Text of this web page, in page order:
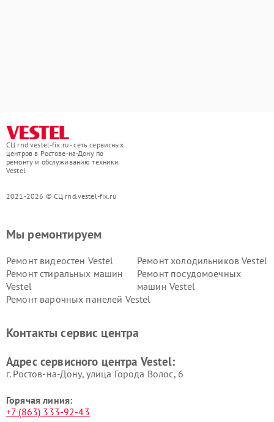
СЦ rnd.vestel-fix.ru - сеть сервисных
центров в Ростове-на-Дону по
ремонту и обслуживанию техники
Vestel
2021-2026 © СЦ rnd.vestel-fix.ru
Мы ремонтируем
Ремонт видеостен Vestel
Ремонт холодильников Vestel
Ремонт стиральных машин
Vestel
Ремонт посудомоечных
машин Vestel
Ремонт варочных панелей Vestel
Контакты сервис центра
Адрес сервисного центра Vestel:
г. Ростов-на-Дону, улица Города Волос, 6
Горячая линия:
+7 (863) 333-92-43